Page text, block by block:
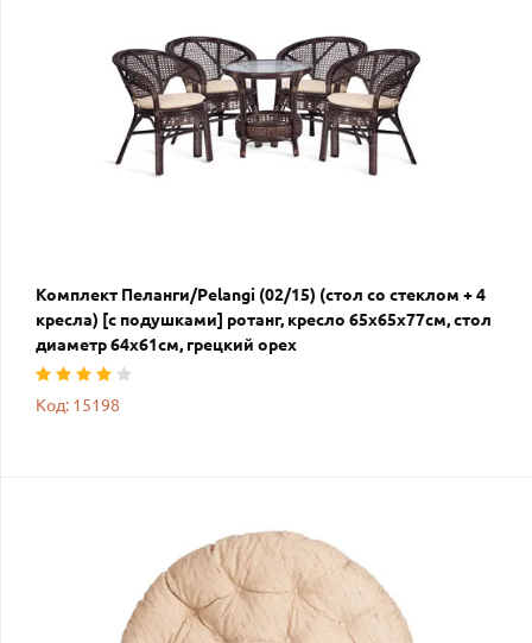
Комплект Пеланги/Pelangi (02/15) (стол со стеклом + 4
кресла) [с подушками] ротанг, кресло 65х65х77см, стол
диаметр 64х61см, грецкий орех
Код: 15198